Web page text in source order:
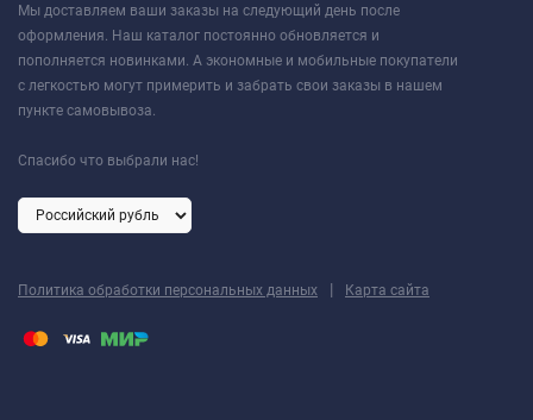
Мы доставляем ваши заказы на следующий день после
оформления. Наш каталог постоянно обновляется и
пополняется новинками. А экономные и мобильные покупатели
с легкостью могут примерить и забрать свои заказы в нашем
пункте самовывоза.
Спасибо что выбрали нас!
Политика обработки персональных данных | Карта сайта